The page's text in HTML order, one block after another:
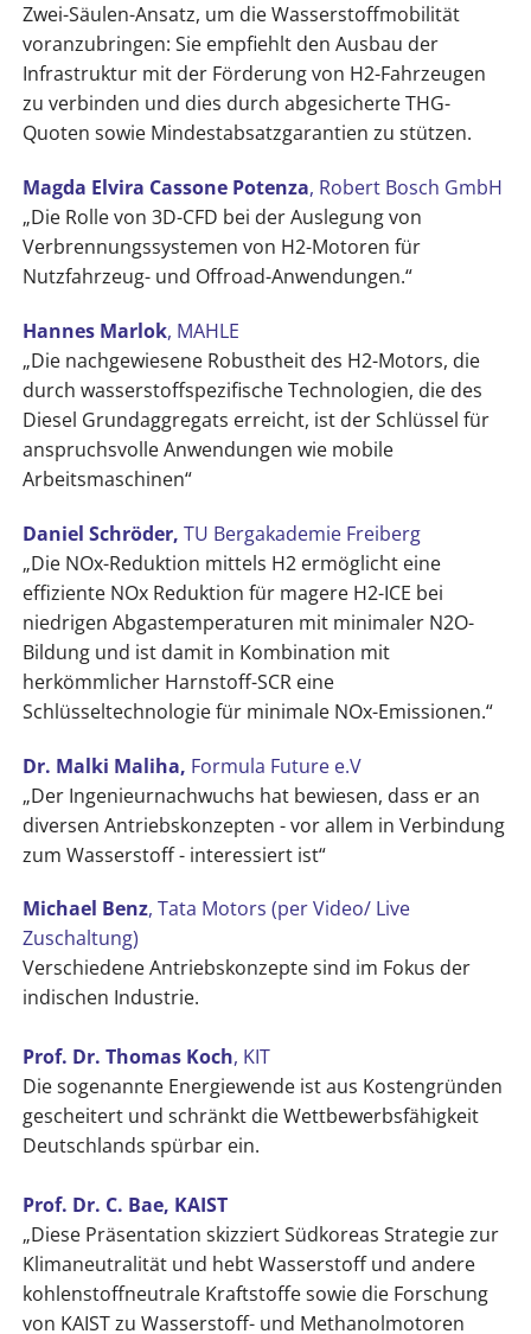
Zwei-Säulen-Ansatz, um die Wasserstoffmobilität
voranzubringen: Sie empfiehlt den Ausbau der
Infrastruktur mit der Förderung von H2-Fahrzeugen
zu verbinden und dies durch abgesicherte THG-
Quoten sowie Mindestabsatzgarantien zu stützen.
Magda Elvira Cassone Potenza, Robert Bosch GmbH
„Die Rolle von 3D-CFD bei der Auslegung von
Verbrennungssystemen von H2-Motoren für
Nutzfahrzeug- und Offroad-Anwendungen.“
Hannes Marlok, MAHLE
„Die nachgewiesene Robustheit des H2-Motors, die
durch wasserstoffspezifische Technologien, die des
Diesel Grundaggregats erreicht, ist der Schlüssel für
anspruchsvolle Anwendungen wie mobile
Arbeitsmaschinen“
Daniel Schröder, TU Bergakademie Freiberg
„Die NOx-Reduktion mittels H2 ermöglicht eine
effiziente NOx Reduktion für magere H2-ICE bei
niedrigen Abgastemperaturen mit minimaler N2O-
Bildung und ist damit in Kombination mit
herkömmlicher Harnstoff-SCR eine
Schlüsseltechnologie für minimale NOx-Emissionen.“
Dr. Malki Maliha, Formula Future e.V
„Der Ingenieurnachwuchs hat bewiesen, dass er an
diversen Antriebskonzepten - vor allem in Verbindung
zum Wasserstoff - interessiert ist“
Michael Benz, Tata Motors (per Video/ Live
Zuschaltung)
Verschiedene Antriebskonzepte sind im Fokus der
indischen Industrie.
Prof. Dr. Thomas Koch, KIT
Die sogenannte Energiewende ist aus Kostengründen
gescheitert und schränkt die Wettbewerbsfähigkeit
Deutschlands spürbar ein.
Prof. Dr. C. Bae, KAIST
„Diese Präsentation skizziert Südkoreas Strategie zur
Klimaneutralität und hebt Wasserstoff und andere
kohlenstoffneutrale Kraftstoffe sowie die Forschung
von KAIST zu Wasserstoff- und Methanolmotoren